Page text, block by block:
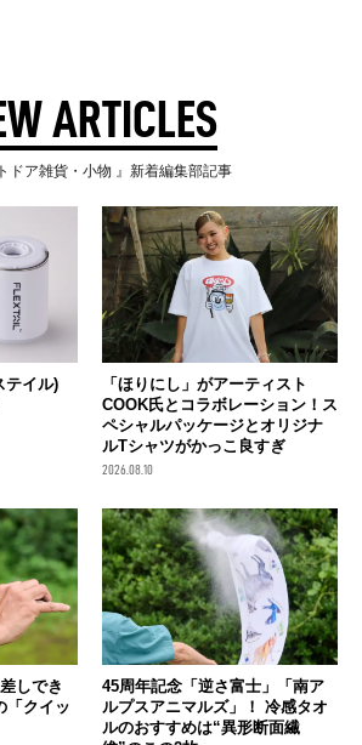
ARTICLES
ドア雑貨・小物 』新着編集部記事
テイル)
「ほりにし」がアーティスト
COOK氏とコラボレーション！ス
ペシャルパッケージとオリジナ
ルTシャツがかっこ良すぎ
2026.08.10
しでき
「クイッ
45周年記念「逆さ富士」「南ア
ルプスアニマルズ」！ 冷感タオ
ルのおすすめは“異形断面繊